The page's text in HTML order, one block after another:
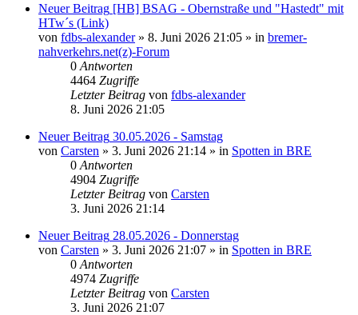
Neuer Beitrag [HB] BSAG - Obernstraße und "Hastedt" mit
HTw´s (Link)
von fdbs-alexander» 8. Juni 2026 21:05 » in bremer-
nahverkehrs.net(z)-Forum
0 Antworten
4464 Zugriffe
Letzter Beitrag von fdbs-alexander
8. Juni 2026 21:05
Neuer Beitrag 30.05.2026 - Samstag
von Carsten » 3. Juni 2026 21:14 » in Spotten in BRE
0 Antworten
4904 Zugriffe
Letzter Beitrag von Carsten
3. Juni 2026 21:14
Neuer Beitrag 28.05.2026 - Donnerstag
von Carsten » 3. Juni 2026 21:07 » in Spotten in BRE
0 Antworten
4974 Zugriffe
Letzter Beitrag von Carsten
3. Juni 2026 21:07